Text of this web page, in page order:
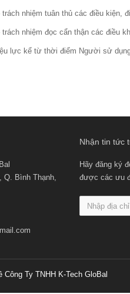
nhiệm tuân thủ các điều kiện,
nhiệm đọc cẩn thận các điều
lực kể từ thời điểm Người sử
Q. Bình Thạnh,
Nhận tin tức
Hãy đăng ký
được các ưu
Ty TNHH K-Tech GloBal